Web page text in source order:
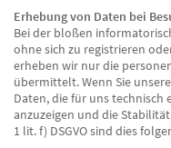
Erhebung von Daten bei
Bei der bloßen
ohne sich zu registrieren
erheben wir nur die
übermittelt. Wenn Sie
Daten, die für uns
anzuzeigen und die
1 lit. f) DSGVO sind dies